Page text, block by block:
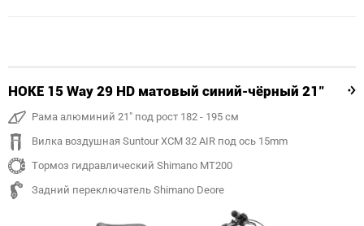
HOKE 15 Way 29 HD матовый синий-чёрный 21"
Рама алюминий 21" под рост 182 - 195 см
Вилка воздушная Suntour XCM 32 AIR под ось 15mm
Тормоз гидравлический Shimano MT200
Задний переключатель Shimano Deore